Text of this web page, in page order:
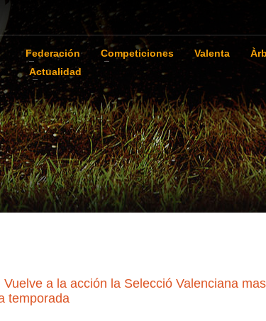
Federación Competiciones Valenta
Actualidad
Vuelve a la acción la Selecció Valenciana
temporada